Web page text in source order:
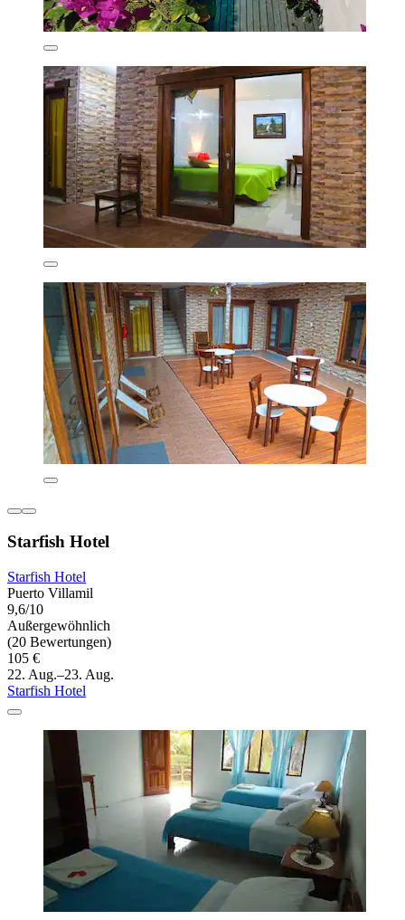
Starfish Hotel
Starfish Hotel
Puerto Villamil
9,6/10
Außergewöhnlich
(20 Bewertungen)
105 €
22. Aug.–23. Aug.
Starfish Hotel